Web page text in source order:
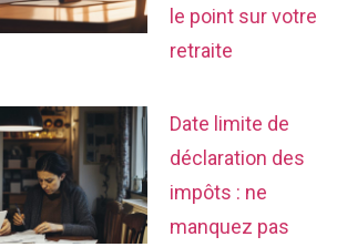
le point sur votre
retraite
Date limite de
déclaration des
impôts : ne
manquez pas